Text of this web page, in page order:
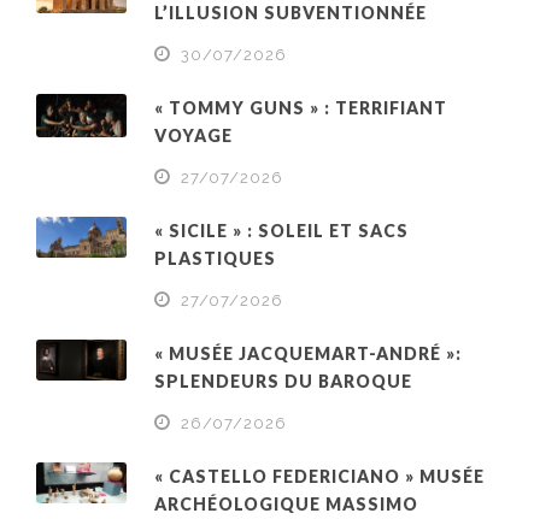
L’ILLUSION SUBVENTIONNÉE
30/07/2026
« TOMMY GUNS » : TERRIFIANT
VOYAGE
27/07/2026
« SICILE » : SOLEIL ET SACS
PLASTIQUES
27/07/2026
« MUSÉE JACQUEMART-ANDRÉ »:
SPLENDEURS DU BAROQUE
26/07/2026
« CASTELLO FEDERICIANO » MUSÉE
ARCHÉOLOGIQUE MASSIMO